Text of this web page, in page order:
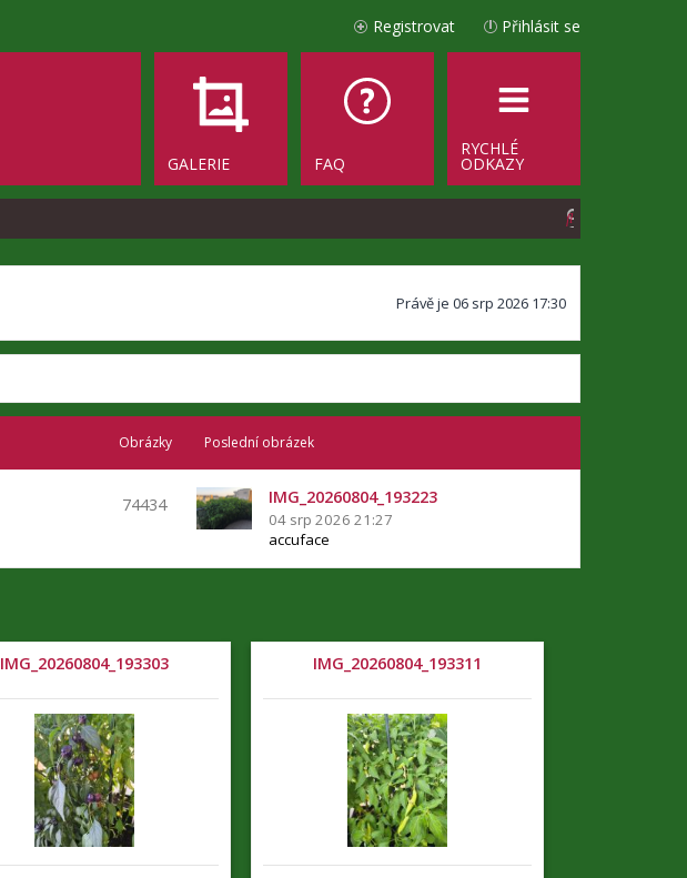
Přihlásit se
Registrovat
RYCHLÉ
ODKAZY
FAQ
GALERIE
H
a
Právě je 06 srp 2026 17:30
Obrázky Poslední obrázek
74434 IMG_20260804_193223
04 srp 2026 21:27
accuface
IMG_20260804_193303 IMG_20260804_193311